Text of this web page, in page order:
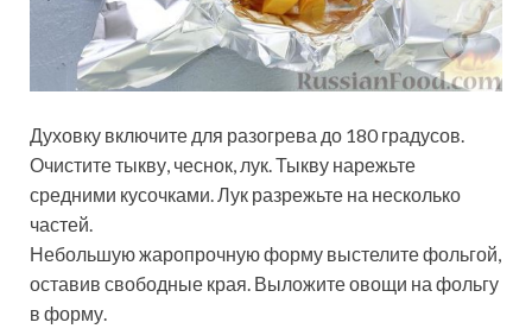
Духовку включите для разогрева до 180 градусов.
Очистите тыкву, чеснок, лук. Тыкву нарежьте
средними кусочками. Лук разрежьте на несколько
частей.
Небольшую жаропрочную форму выстелите фольгой,
оставив свободные края. Выложите овощи на фольгу
в форму.